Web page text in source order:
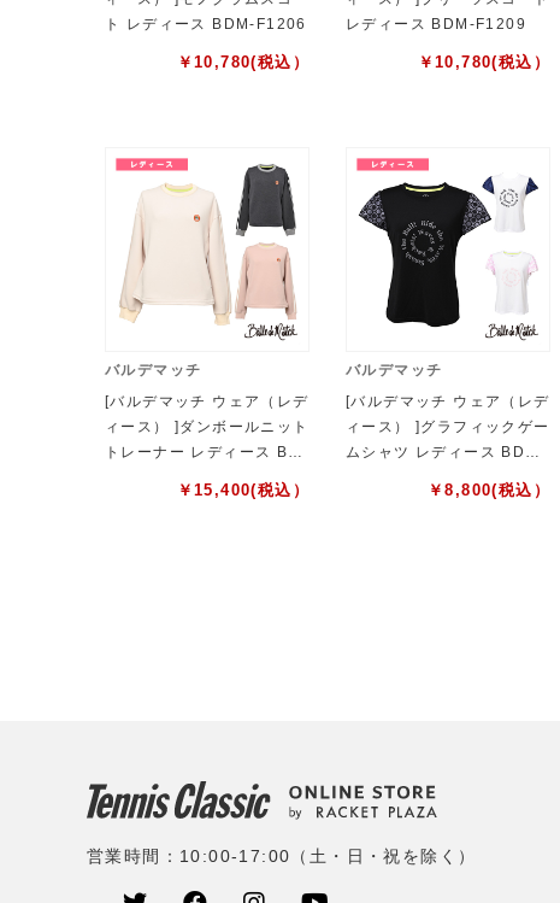
ト レディース BDM-F1206
￥ 10,780(税込）
レディース BDM-F1209
￥ 10,780(税込）
バルデマッチ
[バルデマッチ ウェア（レデ
ィース） ]ダンボールニット
トレーナー レディース BD
￥ 15,400(税込）
バルデマッチ
[バルデマッチ ウェア（レデ
ィース） ]グラフィックゲー
ムシャツ レディース BDM-
￥8,800(税込）
営業時間：10:00-17:00（土・日・祝を除く）